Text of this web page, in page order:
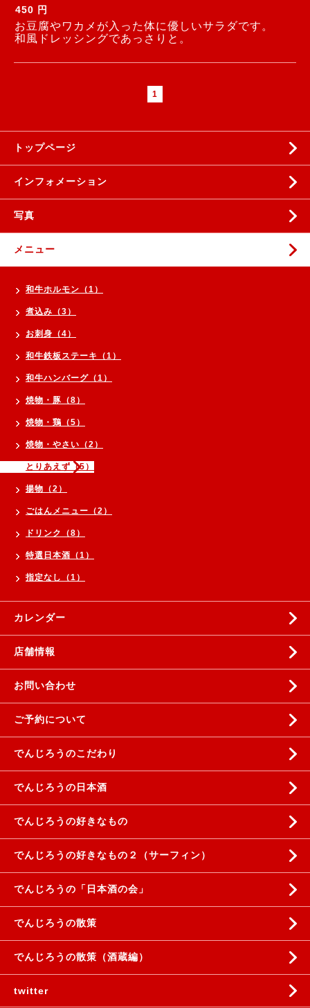
450 円
お豆腐やワカメが入った体に優しいサラダです。
和風ドレッシングであっさりと。
1
トップページ
インフォメーション
写真
メニュー
和牛ホルモン（1）
煮込み（3）
お刺身（4）
和牛鉄板ステーキ（1）
和牛ハンバーグ（1）
焼物・豚（8）
焼物・鶏（5）
焼物・やさい（2）
とりあえず（5）
揚物（2）
ごはんメニュー（2）
ドリンク（8）
特選日本酒（1）
指定なし（1）
カレンダー
店舗情報
お問い合わせ
ご予約について
でんじろうのこだわり
でんじろうの日本酒
でんじろうの好きなもの
でんじろうの好きなもの２（サーフィン）
でんじろうの「日本酒の会」
でんじろうの散策
でんじろうの散策（酒蔵編）
twitter